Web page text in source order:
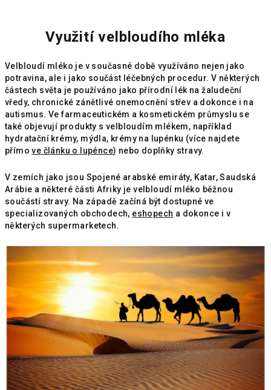
Využití velbloudího mléka
Velbloudí mléko je v současné době využíváno nejen jako
potravina, ale i jako součást léčebných procedur. V některých
částech světa je používáno jako přírodní lék na žaludeční
vředy, chronické zánětlivé onemocnění střev a dokonce i na
autismus. Ve farmaceutickém a kosmetickém průmyslu se
také objevují produkty s velbloudím mlékem, například
hydratační krémy, mýdla, krémy na lupénku (více najdete
přímove článku o lupénce) nebo doplňky stravy.
V zemích jako jsou Spojené arabské emiráty, Katar, Saudská
Arábie a některé části Afriky je velbloudí mléko běžnou
součástí stravy. Na západě začíná být dostupné ve
specializovaných obchodech, eshopech a dokonce i v
některých supermarketech.